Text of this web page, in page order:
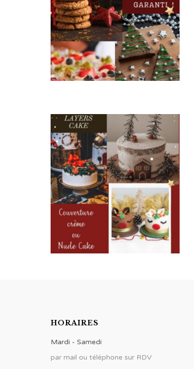
HORAIRES
Mardi - Samedi
par mail ou téléphone sur RDV